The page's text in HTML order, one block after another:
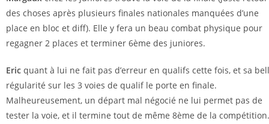
des choses après plusieurs finales nationales manquées d’une
place en bloc et diff). Elle y fera un beau combat physique pour
regagner 2 places et terminer 6ème des juniores.
Eric quant à lui ne fait pas d’erreur en qualifs cette fois, et sa
régularité sur les 3 voies de qualif le porte en finale.
Malheureusement, un départ mal négocié ne lui permet pas de
tester la voie, et il termine tout de même 8ème de la compétition.